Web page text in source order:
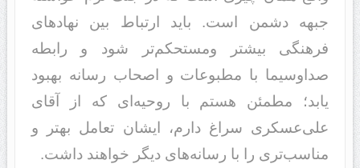
جبهه دشمن است. باید ارتباط بین نهادهای
فرهنگی بیشتر ومستحکم‌تر شود و رابطه
صداوسیما با مطبوعات و اصحاب رسانه بهبود
یابد؛ مطمئن هستم با روحیه‌ای که از آقای
علی‌عسکری سراغ دارم، ایشان تعامل بهتر و
مناسب‌تری را با رسانه‌های دیگر خواهند داشت.